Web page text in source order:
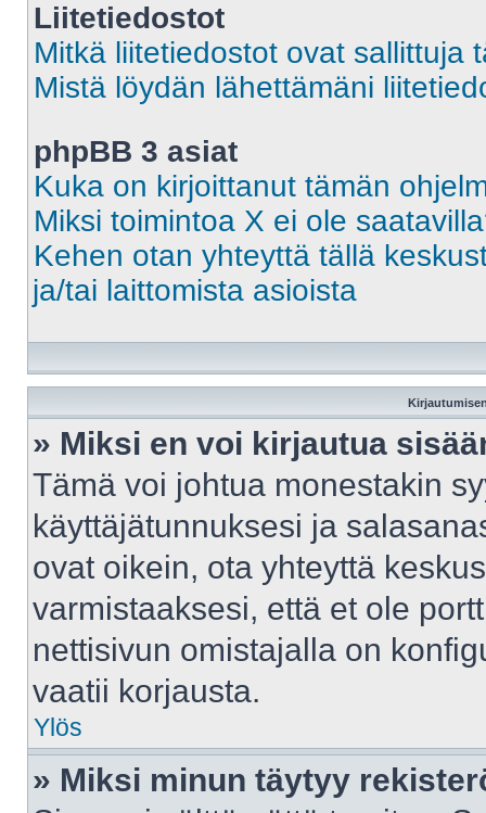
Liitetiedostot
Mitkä liitetiedostot ovat sallittuja
Mistä löydän lähettämäni
phpBB 3 asiat
Kuka on kirjoittanut tämän
Miksi toimintoa X ei ole
Kehen otan yhteyttä tällä
ja/tai laittomista asioista
» Miksi en voi kirjautua
Tämä voi johtua monestakin
käyttäjätunnuksesi ja
ovat oikein, ota yhteyttä
varmistaaksesi, että et ole
nettisivun omistajalla on
vaatii korjausta.
Ylös
» Miksi minun täytyy